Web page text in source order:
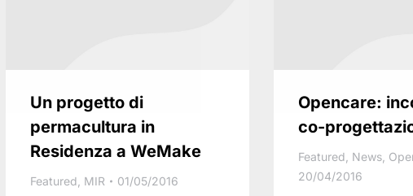
Un progetto di
permacultura in
Residenza a WeMake
Featured MIR 01/05/2016
Opencare:
co-
Featured News
20/04/2016